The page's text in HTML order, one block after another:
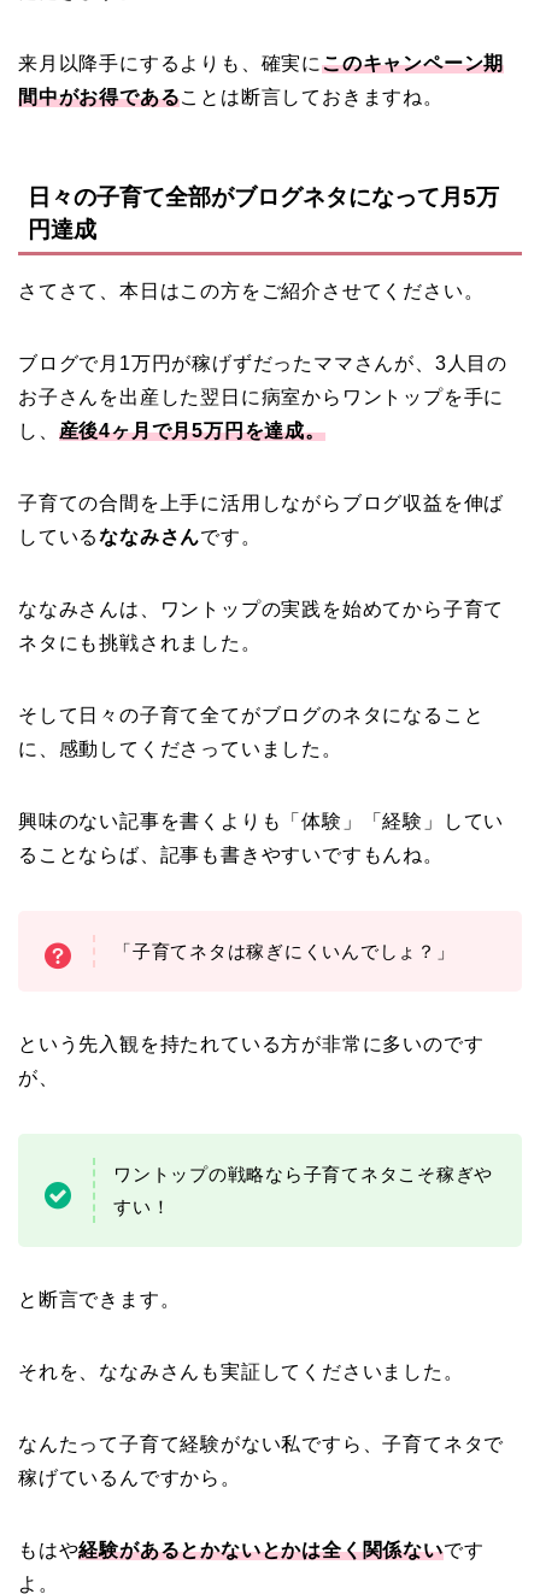
来月以降手にするよりも、確実にこのキャンペーン期
間中がお得であることは断言しておきますね。
日々の子育て全部がブログネタになって月5万
円達成
さてさて、本日はこの方をご紹介させてください。
ブログで月1万円が稼げずだったママさんが、3人目の
お子さんを出産した翌日に病室からワントップを手に
し、 産後4ヶ月で月5万円を達成。
子育ての合間を上手に活用しながらブログ収益を伸ば
しているななみさんです。
ななみさんは、ワントップの実践を始めてから子育て
ネタにも挑戦されました。
そして日々の子育て全てがブログのネタになること
に、感動してくださっていました。
興味のない記事を書くよりも「体験」「経験」してい
ることならば、記事も書きやすいですもんね。
「子育てネタは稼ぎにくいんでしょ？」
という先入観を持たれている方が非常に多いのです
が、
ワントップの戦略なら子育てネタこそ稼ぎや
すい！
と断言できます。
それを、ななみさんも実証してくださいました。
なんたって子育て経験がない私ですら、子育てネタで
稼げているんですから。
もはや経験があるとかないとかは全く関係ないです
よ。